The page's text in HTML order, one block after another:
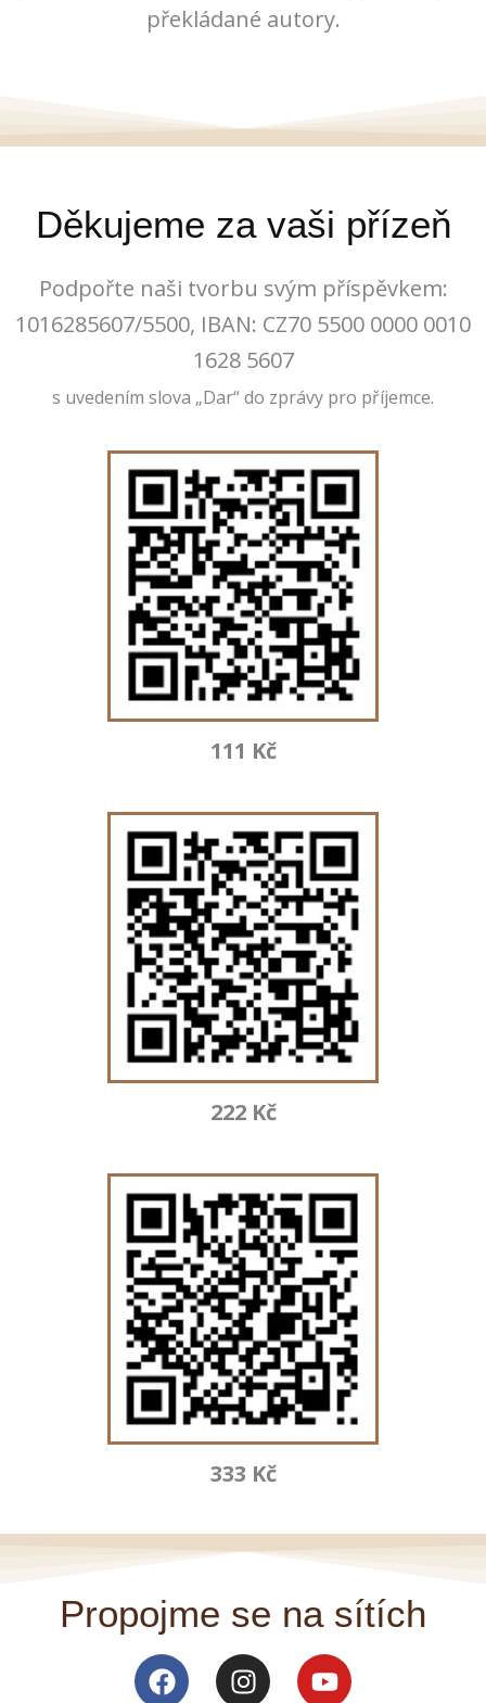
překládané autory.
Děkujeme za vaši přízeň
Podpořte naši tvorbu svým příspěvkem:
1016285607/5500, IBAN: CZ70 5500 0000 0010
1628 5607
s uvedením slova „Dar“ do zprávy pro příjemce.
111 Kč
222 Kč
333 Kč
Propojme se na sítích
FacebookInstagramYoutube